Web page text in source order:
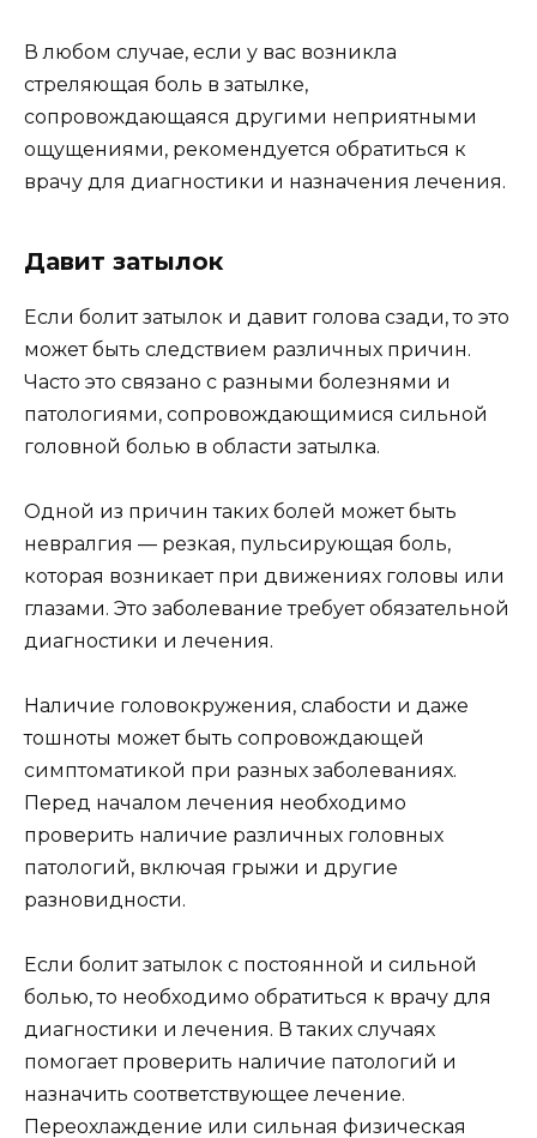
В любом случае, если у вас возникла
стреляющая боль в затылке,
сопровождающаяся другими неприятными
ощущениями, рекомендуется обратиться к
врачу для диагностики и назначения лечения.
Давит затылок
Если болит затылок и давит голова сзади, то это
может быть следствием различных причин.
Часто это связано с разными болезнями и
патологиями, сопровождающимися сильной
головной болью в области затылка.
Одной из причин таких болей может быть
невралгия — резкая, пульсирующая боль,
которая возникает при движениях головы или
глазами. Это заболевание требует обязательной
диагностики и лечения.
Наличие головокружения, слабости и даже
тошноты может быть сопровождающей
симптоматикой при разных заболеваниях.
Перед началом лечения необходимо
проверить наличие различных головных
патологий, включая грыжи и другие
разновидности.
Если болит затылок с постоянной и сильной
болью, то необходимо обратиться к врачу для
диагностики и лечения. В таких случаях
помогает проверить наличие патологий и
назначить соответствующее лечение.
Переохлаждение или сильная физическая